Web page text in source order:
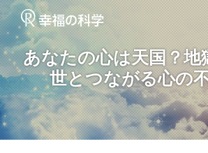
あなたの心は天国？
世とつながる心の